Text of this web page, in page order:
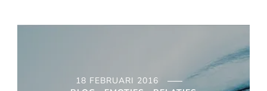
18 FEBRUARI 2016